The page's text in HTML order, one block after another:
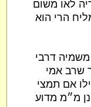
לאו משום
הרי הוא
דרבי
שרב אמי
אם תמצי
מ״מ מדוע